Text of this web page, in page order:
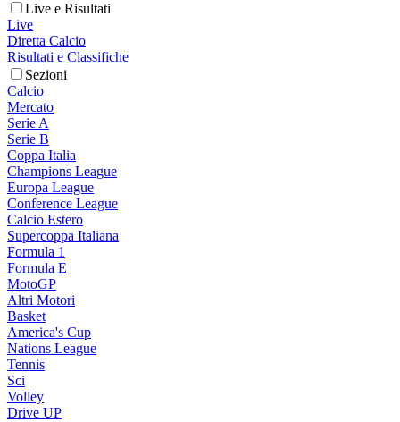
Live e Risultati
Live
Diretta Calcio
Risultati e Classifiche
Sezioni
Calcio
Mercato
Serie A
Serie B
Coppa Italia
Champions League
Europa League
Conference League
Calcio Estero
Supercoppa Italiana
Formula 1
Formula E
MotoGP
Altri Motori
Basket
America's Cup
Nations League
Tennis
Sci
Volley
Drive UP